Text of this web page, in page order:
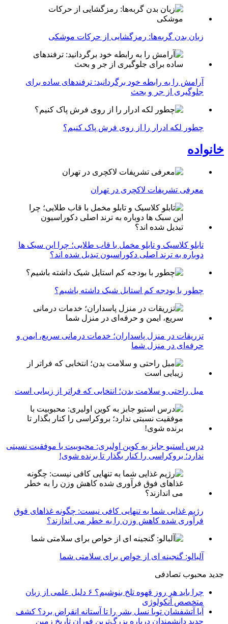
زبان بدن گربه‌ها: رمزگشایی از حرکات موشکی
آرامش را به رابطه خود برگردانید: ترفندهای ساده برای
جلوگیری از جر و بحث
چطور لکه ادرار را از روی فرش پاک کنیم؟
خانواده
معرفی تشریفات لاکچری در تهران
تابلو کلاسیک و تابلو مخمل با قاب طلایی؛ چرا این سبک ها
دوباره به ترند اصلی دکوراسیون تبدیل شده اند؟
چطور با بودجه کم استایل شیک داشته باشیم؟
تزریقات در منزل پاسداران؛ خدمات درمانی سریع، ایمن و
حرفه‌ای در منزل شما
مبل راحتی و سلامت بدن؛ انتخابی که فراتر از زیبایی است
درس استیو جابز به کوین اولیری: محبوبیت با موفقیت نسبتی
ندارد؛ بروکراسی را کنار بگذار تا برنده شوی!
رژیم غذایی شما به تنهایی کافی نیست: چگونه غذاهای فوق
فرآوری شده کاهش وزن را به خطر می اندازند؟
آلبالو: گنجینه ای از خواص برای سلامتی شما
جدید محبوب تصادفی
چرا باید هر روز قهوه تلخ بنوشیم؟ ۶ دلیل علمی از زبان
متخصص آنکولوژی
آیا آتشفشان توبا نسل بشر را تا آستانه انقراض برد؟ کشف
جدید دانشمندان درباره بزرگ‌ترین فوران تاریخ زمین